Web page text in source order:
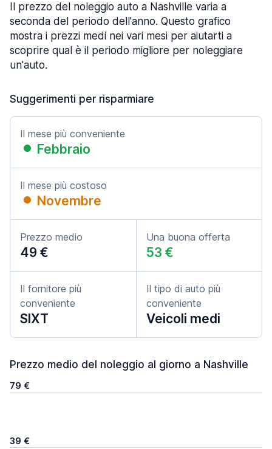
Il prezzo del noleggio auto a Nashville varia a
seconda del periodo dell'anno. Questo grafico
mostra i prezzi medi nei vari mesi per aiutarti a
scoprire qual è il periodo migliore per noleggiare
un'auto.
Suggerimenti per risparmiare
Il mese più conveniente
Febbraio
Il mese più costoso
Novembre
Prezzo medio
49 €
Una buona offerta
53 €
Il fornitore più
conveniente
SIXT
Il tipo di auto più
conveniente
Veicoli medi
Prezzo medio del noleggio al giorno a Nashville
79 €
39 €